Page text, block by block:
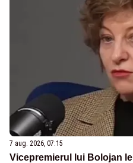
7 aug. 2026, 07:15
Vicepremierul lui Bolojan